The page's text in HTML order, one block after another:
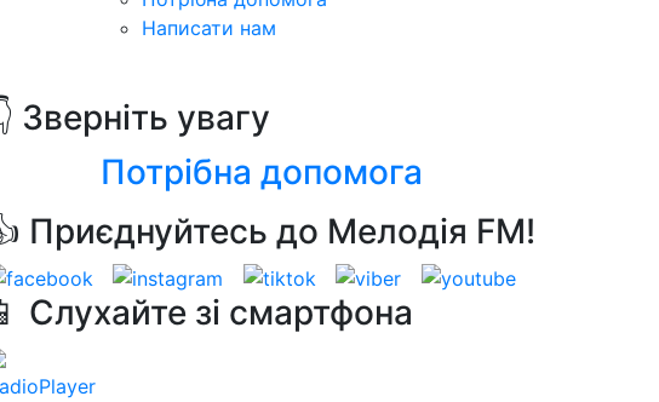
Написати нам
Зверніть увагу
Потрібна допомога
Приєднуйтесь до Мелодія FM!
Слухайте зі смартфона